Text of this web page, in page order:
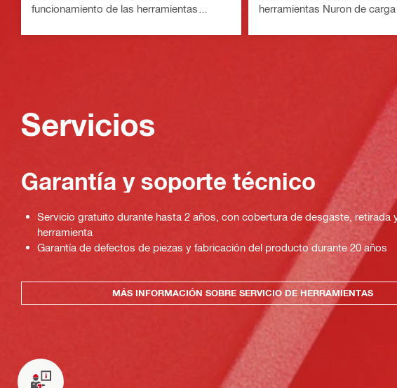
funcionamiento de las herramientas
herramientas Nuron de
Servicios
Garantía y soporte técnico
Servicio gratuito durante hasta 2 años, con cobertura de desgaste, retirada
herramienta
Garantía de defectos de piezas y fabricación del producto durante 20 años
MÁS INFORMACIÓN SOBRE SERVICIO DE HERRAMIENTAS